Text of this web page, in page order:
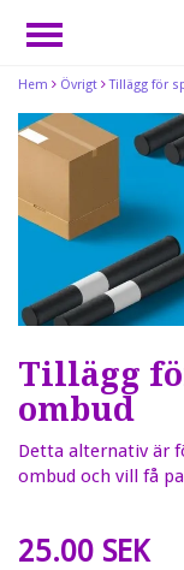
Hem Övrigt Tillägg för
Tillägg
ombud
Detta alternativ är
ombud och vill få
25.00 SEK